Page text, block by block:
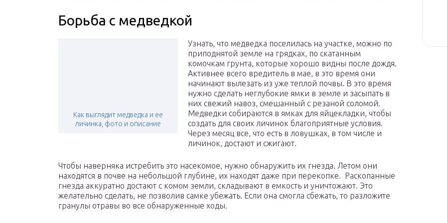
Борьба с медведкой
Как выглядит медведка и ее
личинка, фото и описание
Узнать, что медведка поселилась на участке, можно по
приподнятой земле на грядках, по скатанным
комочкам грунта, которые хорошо видны после дождя.
Активнее всего вредитель в мае, в это время они
начинают вылезать из уже теплой почвы. В это время
нужно сделать неглубокие ямки в земле и засыпать в
них свежий навоз, смешанный с резаной соломой.
Медведки собираются в ямках для яйцекладки, чтобы
создать для своих личинок благоприятные условия.
Через месяц все, что есть в ловушках, в том числе и
личинок, достают и сжигают.
Чтобы наверняка истребить это насекомое, нужно обнаружить их гнезда. Летом они
находятся в почве на небольшой глубине, их находят даже при перекопке. Раскопанные
гнезда аккуратно достают с комом земли, складывают в емкость и уничтожают. Это
желательно сделать, не позволив самке убежать. Если она смогла сбежать, то разложите
гранулы отравы во все обнаруженные ходы.